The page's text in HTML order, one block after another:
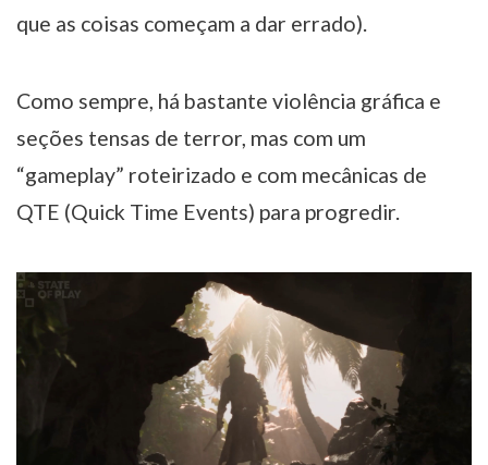
que as coisas começam a dar errado).
Como sempre, há bastante violência gráfica e
seções tensas de terror, mas com um
“gameplay” roteirizado e com mecânicas de
QTE (Quick Time Events) para progredir.